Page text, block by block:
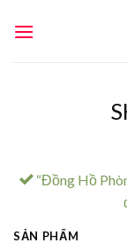
“Đồng Hồ
SẢN PHẨM